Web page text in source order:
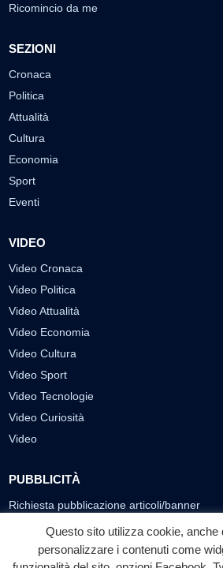
Ricomincio da me
SEZIONI
Cronaca
Politica
Attualità
Cultura
Economia
Sport
Eventi
VIDEO
Video Cronaca
Video Politica
Video Attualità
Video Economia
Video Cultura
Video Sport
Video Tecnologie
Video Curiosità
Video
PUBBLICITÀ
Richiesta pubblicazione articoli/banner
SEGUICI SUI SOCIAL
Questo sito utilizza cookie, anche
personalizzare i contenuti come